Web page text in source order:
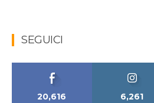
SEGUICI
20,616 6,261